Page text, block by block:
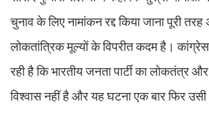
चुनाव के लिए नामांकन रद्द किया जाना पूरी
लोकतांत्रिक मूल्यों के विपरीत कदम है।
रही है कि भारतीय जनता पार्टी का लोकतंत्र
विश्वास नहीं है और यह घटना एक बार फिर